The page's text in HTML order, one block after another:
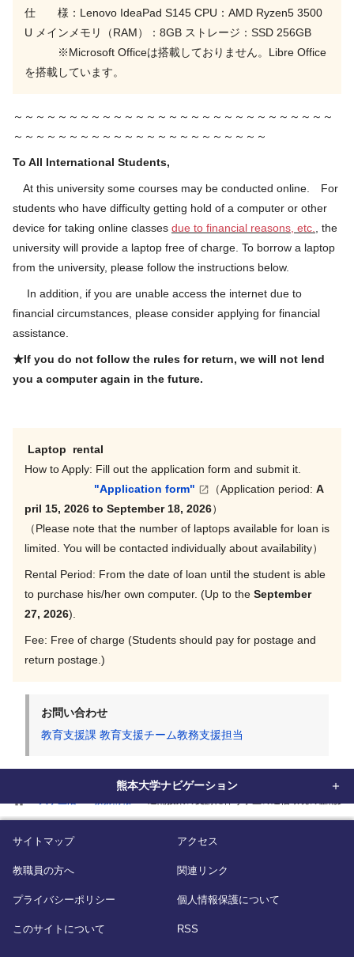
home
仕 様：Lenovo IdeaPad S145 CPU：AMD Ryzen5 3500
U メインメモリ（RAM）：8GB ストレージ：SSD 256GB
※Microsoft Officeは搭載しておりません。Libre Office
を搭載しています。
～～～～～～～～～～～～～～～～～～～～～～～～～～～～～
～～～～～～～～～～～～～～～～～～～～～～～
To All International Students,
At this university some courses may be conducted online.
For
students who have difficulty getting hold of a computer or other
device for taking online classes due to financial reasons, etc.
, the
university will provide a laptop free of charge. To borrow a laptop
from the university, please follow the instructions below.
In addition, if you are unable access the internet due to
financial circumstances, please consider applying for financial
assistance.
★If you do not follow the rules for return, we will not lend
you a computer again in the future.
Laptop rental
How to Apply: Fill out the application form and submit it.
"Application form"
（Application period:A
pril 15, 2026 to September 18, 2026）
（Please note that the number of laptops available for loan is
limited. You will be contacted individually about availability）
Rental Period: From the date of loan until the student is able
to purchase his/her own computer. (Up to the September
27, 2026).
Fee: Free of charge (Students should pay for postage and
return postage.)
お問い合わせ
教育支援課 教育支援チーム教務支援担当
熊本大学ナビゲーション
サイトマップ アクセス
教職員の方へ 関連リンク
プライバシーポリシー 個人情報保護について
このサイトについて RSS